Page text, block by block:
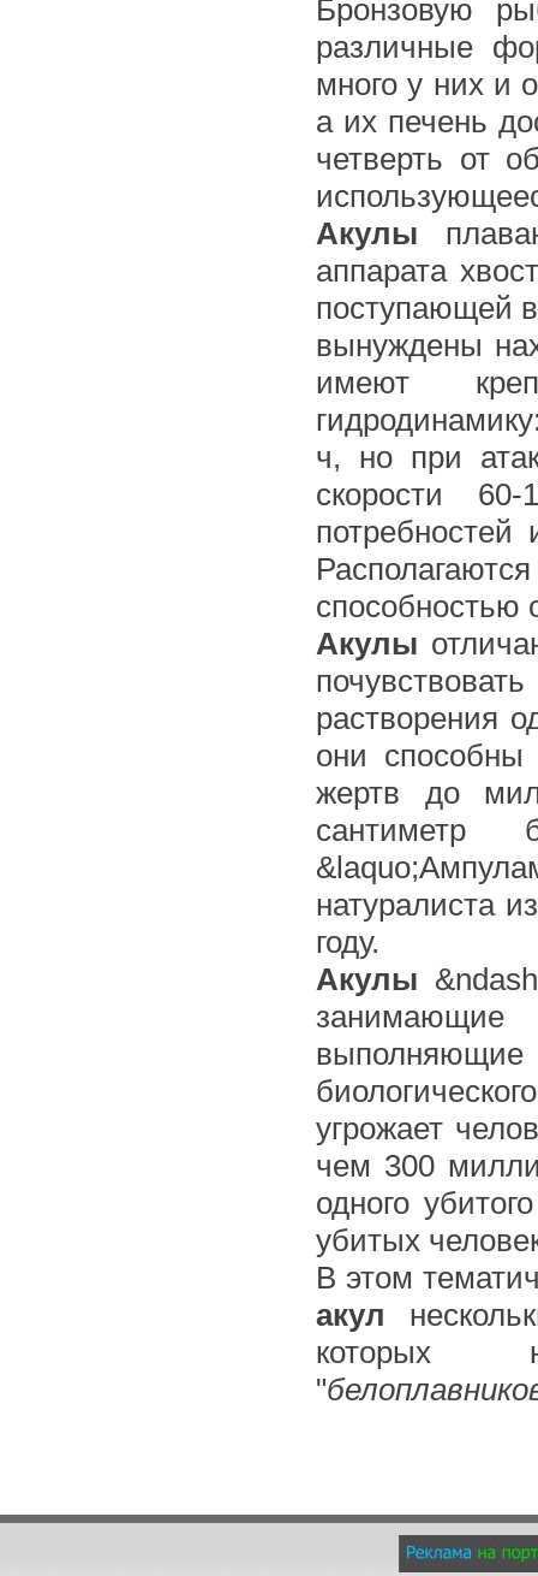
Бронзовую
различные
много у них и
а их печень
четверть от
Акулы
аппарата
поступающей
вынуждены
имеют
ч, но при
скорости
способностью
Акулы
растворения
они способны
жертв до
сантиметр
натуралиста
году.
Акулы
угрожает
чем 300
одного
убитых
В этом
акул
которых
"